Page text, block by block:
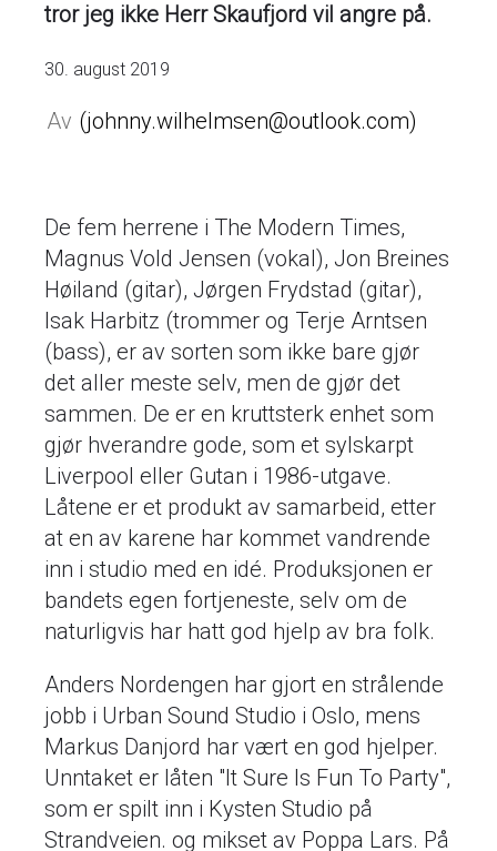
tror jeg ikke Herr Skaufjord vil angre på.
30. august 2019
johnny.wilhelmsen@outlook.com
De fem herrene i The Modern Times,
Magnus Vold Jensen (vokal), Jon Breines
Høiland (gitar), Jørgen Frydstad (gitar),
Isak Harbitz (trommer og Terje Arntsen
(bass), er av sorten som ikke bare gjør
det aller meste selv, men de gjør det
sammen. De er en kruttsterk enhet som
gjør hverandre gode, som et sylskarpt
Liverpool eller Gutan i 1986-utgave.
Låtene er et produkt av samarbeid, etter
at en av karene har kommet vandrende
inn i studio med en idé. Produksjonen er
bandets egen fortjeneste, selv om de
naturligvis har hatt god hjelp av bra folk.
Anders Nordengen har gjort en strålende
jobb i Urban Sound Studio i Oslo, mens
Markus Danjord har vært en god hjelper.
Unntaket er låten "It Sure Is Fun To Party",
som er spilt inn i Kysten Studio på
Strandveien. og mikset av Poppa Lars. På